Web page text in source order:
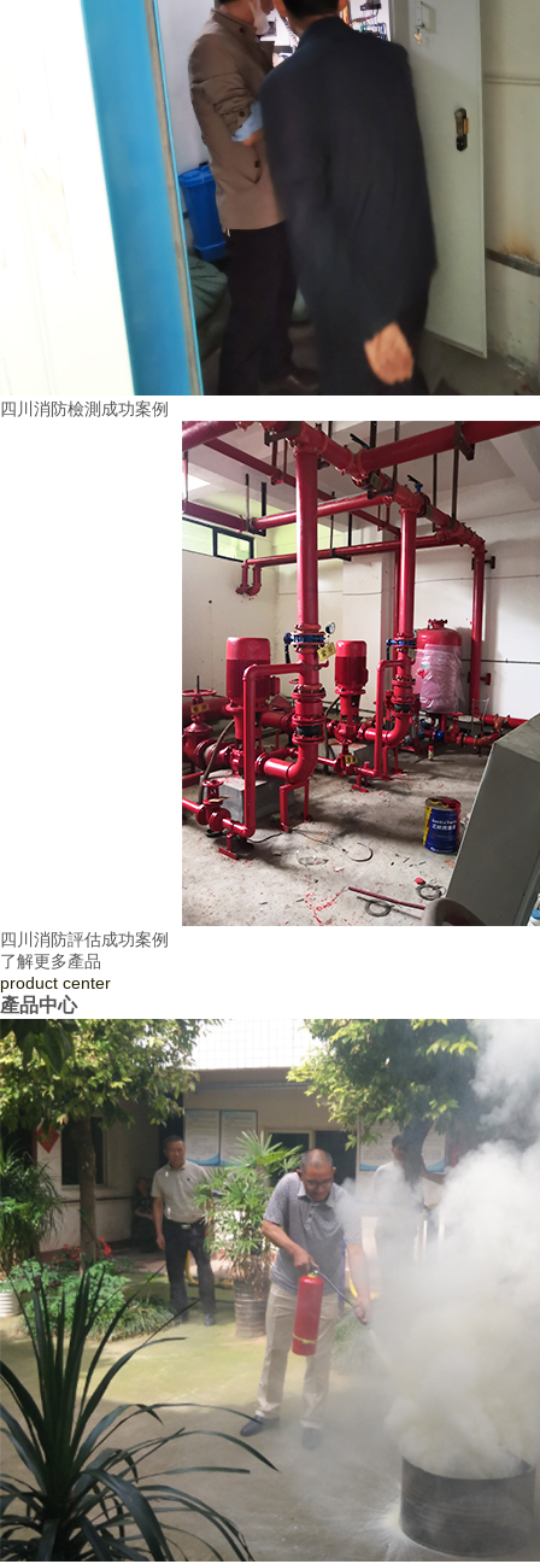
四川消防檢測成功案例
四川消防評估成功案例
了解更多產品
product center
產品中心